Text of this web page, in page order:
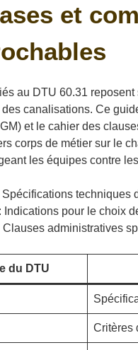
et
au DTU 60.31
des canalisations. Ce
et le cahier des
corps de métier sur le
les équipes contre
Spécifications techniques
: Indications pour le choix
Clauses administratives
du DTU
Critères